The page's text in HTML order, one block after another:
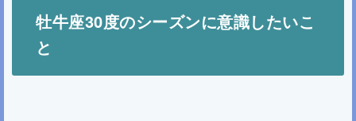
牡牛座30度のシーズンに意識したいこ
と